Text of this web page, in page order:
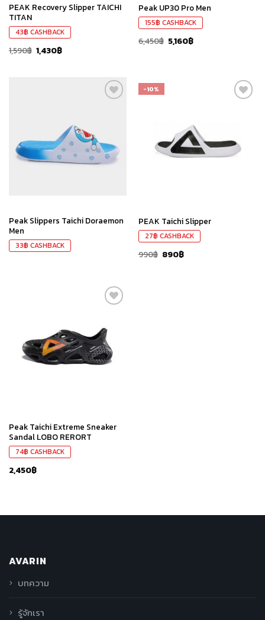
PEAK Recovery Slipper TAICHI
TITAN
43฿ CASHBACK
1,590฿ 1,430฿
Peak UP30 Pro Men
155฿ CASHBACK
6,450฿ 5,160฿
ที่ชอบ
Peak Slippers Taichi Doraemon
Men
33฿ CASHBACK
-10%
ที่ชอบ
PEAK Taichi Slipper
27฿ CASHBACK
990฿ 890฿
สินค้า
ที่ชอบ
Peak Taichi Extreme Sneaker
Sandal LOBO RERORT
74฿ CASHBACK
2,450฿
AVARIN
บทความ
รู้จักเรา